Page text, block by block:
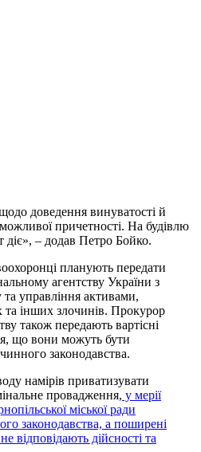
доведення винуватості й
причетності. На будівлю
– додав Петро Бойко.
планують передати
агентству України з
управління активами,
та інших злочинів. Прокурор
також передають вартісні
що вони можуть бути
законодавства.
намірів приватизувати
провадження, у мерії
міської ради
законодавства, а поширені
відповідають дійсності та